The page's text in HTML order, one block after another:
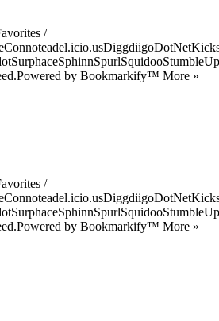
/
by Bookmarkify™ More »
/
by Bookmarkify™ More »